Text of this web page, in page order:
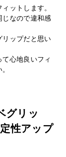
ットします。
じなので違和感
リップだと思い
心地良いフィ
グリッ
性アップ